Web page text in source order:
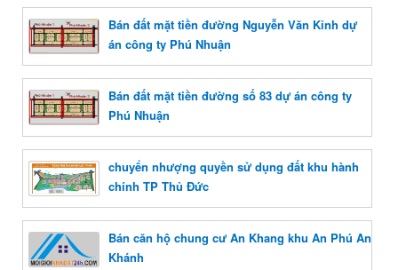
Bán đất mặt tiền đường Nguyễn Văn Kỉnh dự
án công ty Phú Nhuận
Bán đất mặt tiền đường số 83 dự án công ty
Phú Nhuận
chuyển nhượng quyền sử dụng đất khu hành
chính TP Thủ Đức
Bán căn hộ chung cư An Khang khu An Phú An
Khánh